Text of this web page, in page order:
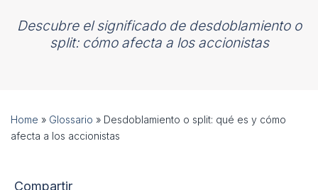
Descubre el significado de desdoblamiento o
split: cómo afecta a los accionistas
Home » Glossario » Desdoblamiento o split: qué es y cómo
afecta a los accionistas
Compartir